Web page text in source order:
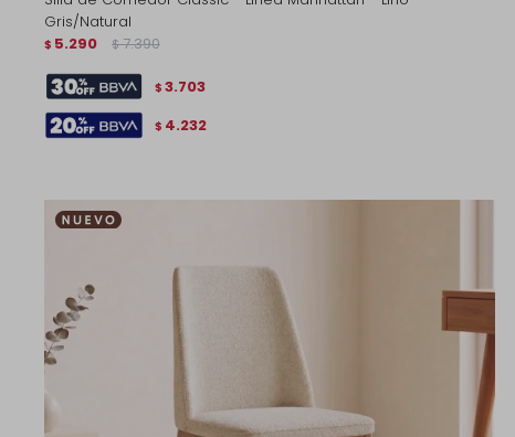
Gris/Natural
$ 5.290 $ 7.390
$ 3.703
$ 4.232